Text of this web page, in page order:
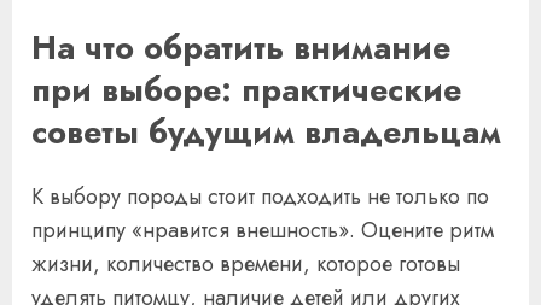
На что обратить внимание
при выборе: практические
советы будущим владельцам
К выбору породы стоит подходить не только по
принципу «нравится внешность». Оцените ритм
жизни, количество времени, которое готовы
уделять питомцу, наличие детей или других